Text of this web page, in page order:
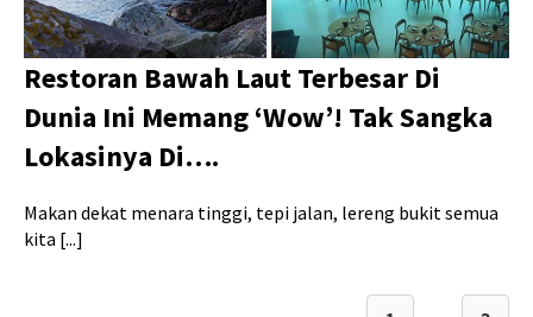
Restoran Bawah Laut Terbesar Di
Dunia Ini Memang ‘Wow’! Tak Sangka
Lokasinya Di….
Makan dekat menara tinggi, tepi jalan, lereng bukit semua
kita [...]